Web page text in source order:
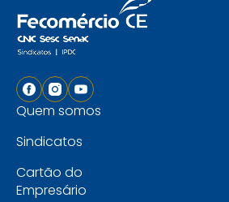
Quem somos
Sindicatos
Cartão do
Empresário